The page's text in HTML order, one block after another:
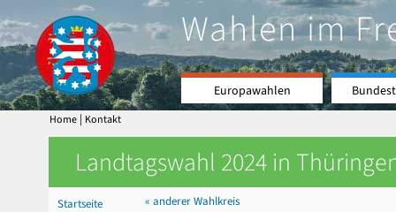
Wahlen im
Europawahlen
Home | Kontakt
Landtagswahl 2024 in
Startseite
« anderer Wahlkreis